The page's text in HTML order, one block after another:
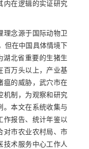
内在逻辑的实证研究
理念源于国际动物卫
但在中国具体情境下
湖北省重要的生猪生
百万头以上，产业基
瘟的威胁，武穴市在
机制，为观察和研究
。本文在系统收集与
作报告、统计年鉴以
对市农业农村局、市
技术服务中心工作人